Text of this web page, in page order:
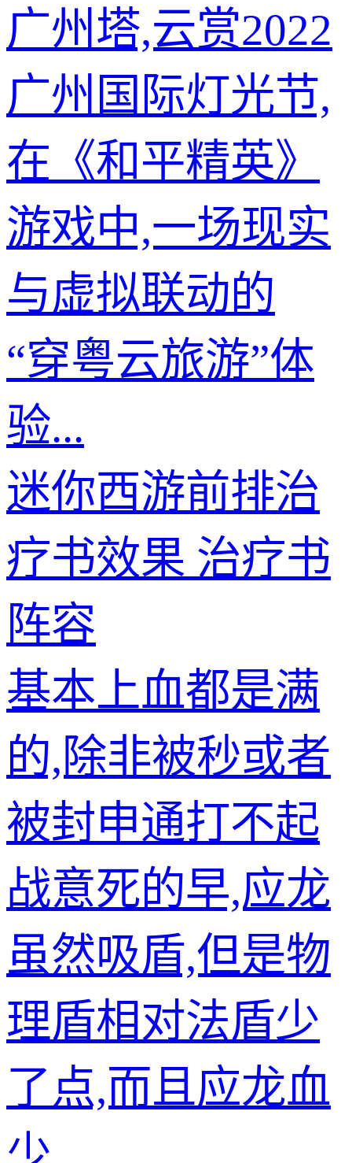
广州塔,云赏2022
广州国际灯光节,
在《和平精英》
游戏中,一场现实
与虚拟联动的
“穿粤云旅游”体
验...
迷你西游前排治
疗书效果 治疗书
阵容
基本上血都是满
的,除非被秒或者
被封申通打不起
战意死的早,应龙
虽然吸盾,但是物
理盾相对法盾少
了点,而且应龙血